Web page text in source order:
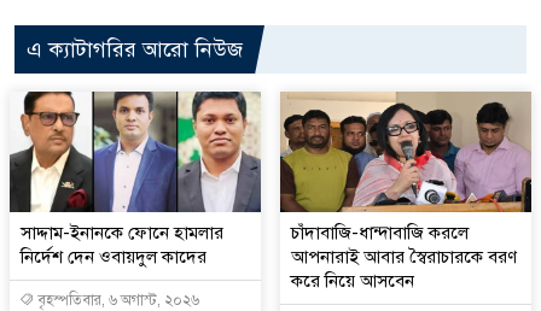
এ ক্যাটাগরির আরো নিউজ
সাদ্দাম-ইনানকে ফোনে হামলার
নির্দেশ দেন ওবায়দুল কাদের
বৃহস্পতিবার, ৬ অগাস্ট, ২০২৬
চাঁদাবাজি-ধান্দাবাজি করলে
আপনারাই আবার স্বৈরাচারকে বরণ
করে নিয়ে আসবেন